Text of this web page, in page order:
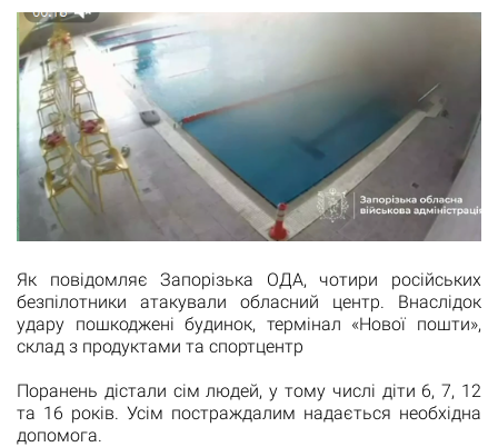
Як повідомляє Запорізька ОДА, чотири російських
безпілотники атакували обласний центр. Внаслідок
удару пошкоджені будинок, термінал «Нової пошти»,
склад з продуктами та спортцентр
Поранень дістали сім людей, у тому числі діти 6, 7, 12
та 16 років. Усім постраждалим надається необхідна
допомога.